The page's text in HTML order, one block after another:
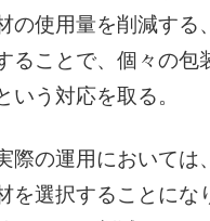
の使用量を削減する
ることで、個々の包
いう対応を取る。
際の運用においては
を選択することにな